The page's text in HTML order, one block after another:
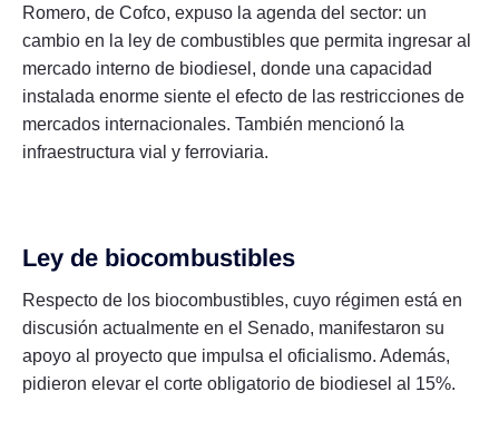
Romero, de Cofco, expuso la agenda del sector: un
cambio en la ley de combustibles que permita ingresar al
mercado interno de biodiesel, donde una capacidad
instalada enorme siente el efecto de las restricciones de
mercados internacionales. También mencionó la
infraestructura vial y ferroviaria.
Ley de biocombustibles
Respecto de los biocombustibles, cuyo régimen está en
discusión actualmente en el Senado, manifestaron su
apoyo al proyecto que impulsa el oficialismo. Además,
pidieron elevar el corte obligatorio de biodiesel al 15%.